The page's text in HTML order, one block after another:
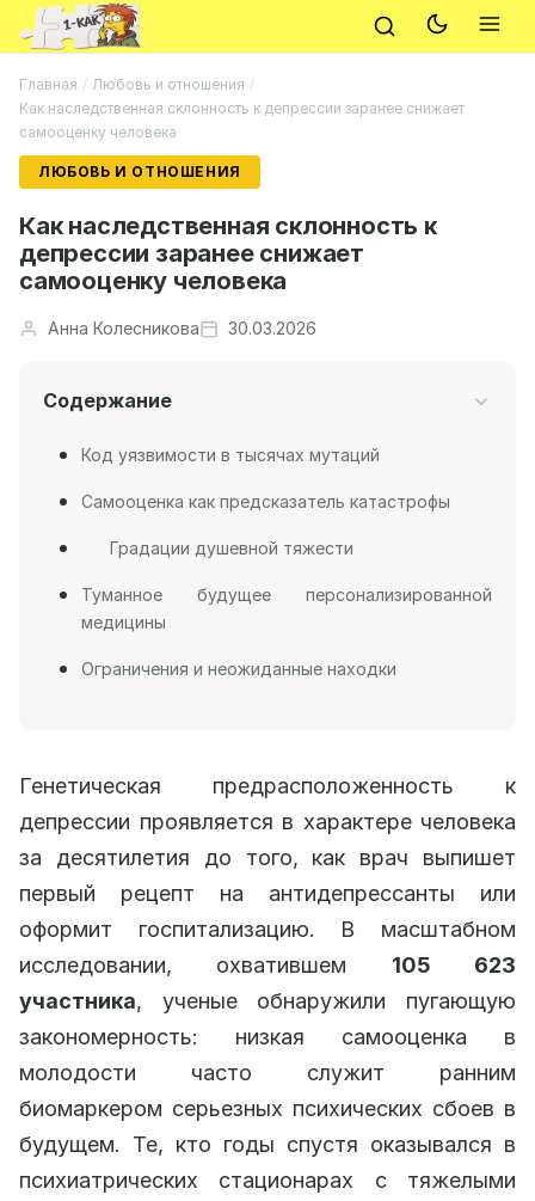
Главная / Любовь и отношения /
Как наследственная склонность к депрессии заранее снижает
самооценку человека
ЛЮБОВЬ И ОТНОШЕНИЯ
Как наследственная склонность к
депрессии заранее снижает
самооценку человека
Анна Колесникова 30.03.2026
Содержание
Код уязвимости в тысячах мутаций
Самооценка как предсказатель катастрофы
Градации душевной тяжести
Туманное будущее персонализированной
медицины
Ограничения и неожиданные находки
Генетическая предрасположенность к
депрессии проявляется в характере человека
за десятилетия до того, как врач выпишет
первый рецепт на антидепрессанты или
оформит госпитализацию. В масштабном
исследовании, охватившем 105 623
участника, ученые обнаружили пугающую
закономерность: низкая самооценка в
молодости часто служит ранним
биомаркером серьезных психических сбоев в
будущем. Те, кто годы спустя оказывался в
психиатрических стационарах с тяжелыми